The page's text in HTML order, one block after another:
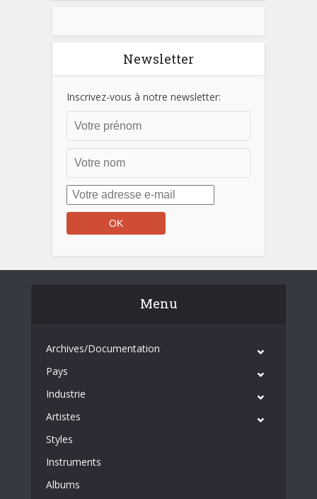
Newsletter
Inscrivez-vous à notre newsletter:
Menu
Archives/Documentation
Pays
Industrie
Artistes
Styles
Instruments
Albums